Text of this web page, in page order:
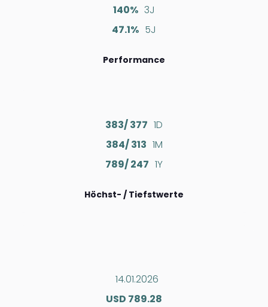
140% 3J
47.1% 5J
Performance
383/ 377 1D
384/ 313 1M
789/ 247 1Y
Höchst- / Tiefstwerte
14.01.2026
USD 789.28